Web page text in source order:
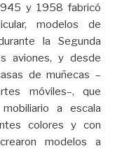
y 1958 fabricó
modelos de
la Segunda
aviones, y desde
de muñecas –
móviles–, que
a escala
colores y con
modelos a